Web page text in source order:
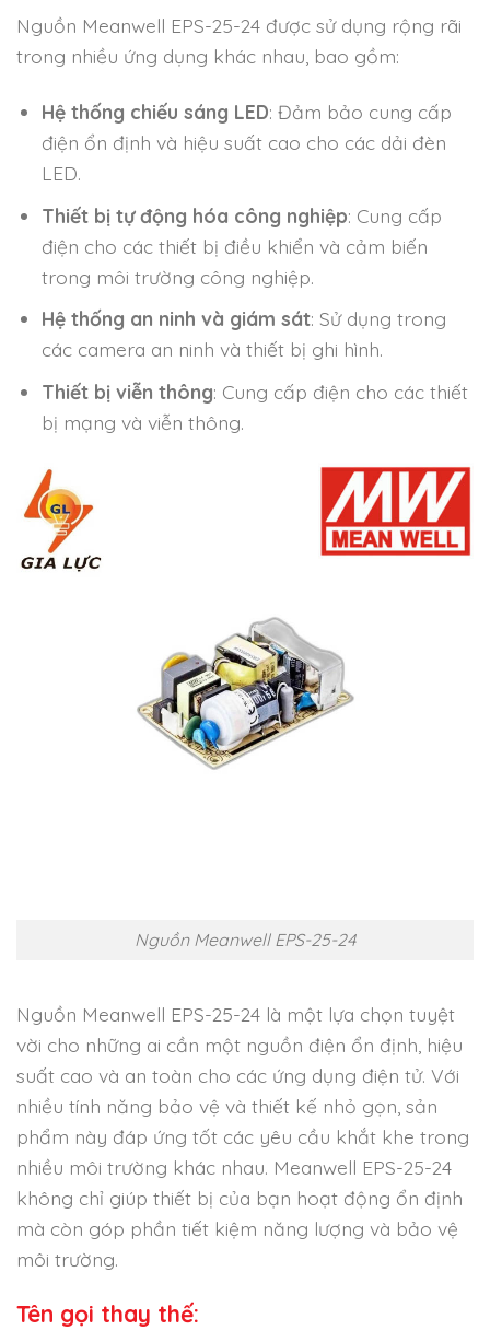
Nguồn Meanwell EPS-25-24 được sử dụng rộng rãi
trong nhiều ứng dụng khác nhau, bao gồm:
Hệ thống chiếu sáng LED: Đảm bảo cung cấp
điện ổn định và hiệu suất cao cho các dải đèn
LED.
Thiết bị tự động hóa công nghiệp: Cung cấp
điện cho các thiết bị điều khiển và cảm biến
trong môi trường công nghiệp.
Hệ thống an ninh và giám sát: Sử dụng trong
các camera an ninh và thiết bị ghi hình.
Thiết bị viễn thông: Cung cấp điện cho các thiết
bị mạng và viễn thông.
Nguồn Meanwell EPS-25-24
Nguồn Meanwell EPS-25-24 là một lựa chọn tuyệt
vời cho những ai cần một nguồn điện ổn định, hiệu
suất cao và an toàn cho các ứng dụng điện tử. Với
nhiều tính năng bảo vệ và thiết kế nhỏ gọn, sản
phẩm này đáp ứng tốt các yêu cầu khắt khe trong
nhiều môi trường khác nhau. Meanwell EPS-25-24
không chỉ giúp thiết bị của bạn hoạt động ổn định
mà còn góp phần tiết kiệm năng lượng và bảo vệ
môi trường.
Tên gọi thay thế: